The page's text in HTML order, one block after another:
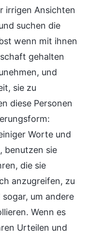
irrigen Ansichten
suchen die
wenn mit ihnen
gehalten
und
sie zu
diese Personen
Worte und
benutzen sie
die sie
anzugreifen, zu
um andere
Wenn es
Urteilen und